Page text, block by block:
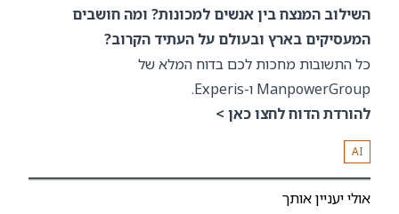
השילוב המנצח בין אנשים למכונות? ומה חושבים
המעסיקים בארץ ובעולם על העתיד הקרוב?
כל התשובות מחכות לכם בדוח המלא של
ManpowerGroup ו-Experis.
להורדת הדוח לחצו כאן >
AI
אולי יעניין אותך